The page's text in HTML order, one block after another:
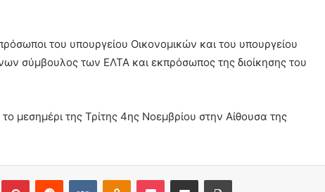
του υπουργείου Οικονομικών και του υπουργείου
σύμβουλος των ΕΛΤΑ και εκπρόσωπος της διοίκησης του
μεσημέρι της Τρίτης 4ης Νοεμβρίου στην Αίθουσα της
PinterestReddit VKontakteOdnoklassniki
Pocket Share via Email Print